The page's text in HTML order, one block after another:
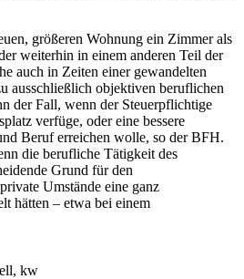
größeren Wohnung ein Zimmer als
weiterhin in einem anderen Teil der
auch in Zeiten einer gewandelten
ausschließlich objektiven beruflichen
der Fall, wenn der Steuerpflichtige
verfüge, oder eine bessere
Beruf erreichen wolle, so der BFH.
die berufliche Tätigkeit des
Grund für den
Umstände eine ganz
hätten – etwa bei einem
kw